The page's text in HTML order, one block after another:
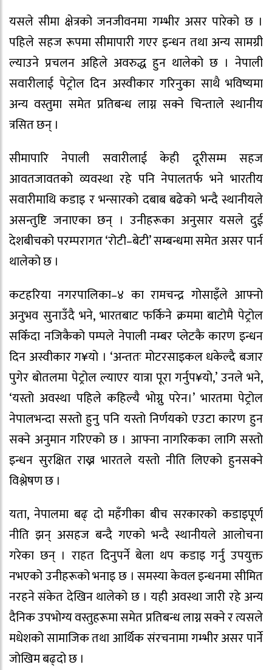
यसले सीमा क्षेत्रको जनजीवनमा गम्भीर असर पारेको छ ।
पहिले सहज रूपमा सीमापारी गएर इन्धन तथा अन्य सामग्री
ल्याउने प्रचलन अहिले अवरुद्ध हुन थालेको छ । नेपाली
सवारीलाई पेट्रोल दिन अस्वीकार गरिनुका साथै भविष्यमा
अन्य वस्तुमा समेत प्रतिबन्ध लाग्न सक्ने चिन्ताले स्थानीय
त्रसित छन् ।
सीमापारि नेपाली सवारीलाई केही दूरीसम्म सहज
आवतजावतको व्यवस्था रहे पनि नेपालतर्फ भने भारतीय
सवारीमाथि कडाइ र भन्सारको दबाब बढेको भन्दै स्थानीयले
असन्तुष्टि जनाएका छन् । उनीहरूका अनुसार यसले दुई
देशबीचको परम्परागत ‘रोटी–बेटी’ सम्बन्धमा समेत असर पार्न
थालेको छ ।
कटहरिया नगरपालिका–४ का रामचन्द्र गोसाइँले आफ्नो
अनुभव सुनाउँदै भने, भारतबाट फर्किने क्रममा बाटोमै पेट्रोल
सकिँदा नजिकैको पम्पले नेपाली नम्बर प्लेटकै कारण इन्धन
दिन अस्वीकार ग¥यो । ‘अन्ततः मोटरसाइकल धकेल्दै बजार
पुगेर बोतलमा पेट्रोल ल्याएर यात्रा पूरा गर्नुप¥यो,’ उनले भने,
‘यस्तो अवस्था पहिले कहिल्यै भोग्नु परेन।’ भारतमा पेट्रोल
नेपालभन्दा सस्तो हुनु पनि यस्तो निर्णयको एउटा कारण हुन
सक्ने अनुमान गरिएको छ । आफ्ना नागरिकका लागि सस्तो
इन्धन सुरक्षित राख्न भारतले यस्तो नीति लिएको हुनसक्ने
विश्लेषण छ ।
यता, नेपालमा बढ् दो महँगीका बीच सरकारको कडाइपूर्ण
नीति झन् असहज बन्दै गएको भन्दै स्थानीयले आलोचना
गरेका छन् । राहत दिनुपर्ने बेला थप कडाइ गर्नु उपयुक्त
नभएको उनीहरूको भनाइ छ । समस्या केवल इन्धनमा सीमित
नरहने संकेत देखिन थालेको छ । यही अवस्था जारी रहे अन्य
दैनिक उपभोग्य वस्तुहरूमा समेत प्रतिबन्ध लाग्न सक्ने र त्यसले
मधेशको सामाजिक तथा आर्थिक संरचनामा गम्भीर असर पार्ने
जोखिम बढ्दो छ ।